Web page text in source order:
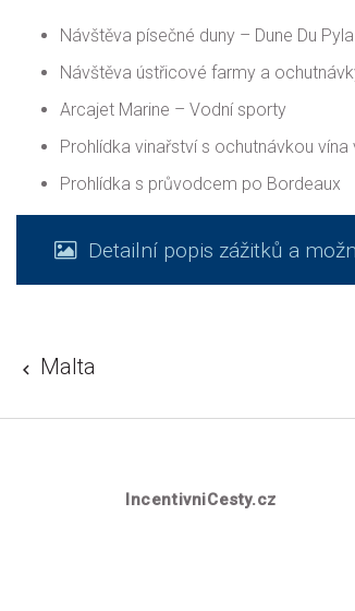
Návštěva písečné duny – Dune Du Pyla
Návštěva ústřicové farmy a
Arcajet Marine – Vodní sporty
Prohlídka vinařství s ochutnávkou vína
Prohlídka s průvodcem po Bordeaux
Detailní popis zážitků a
Malta
IncentivniCesty.cz